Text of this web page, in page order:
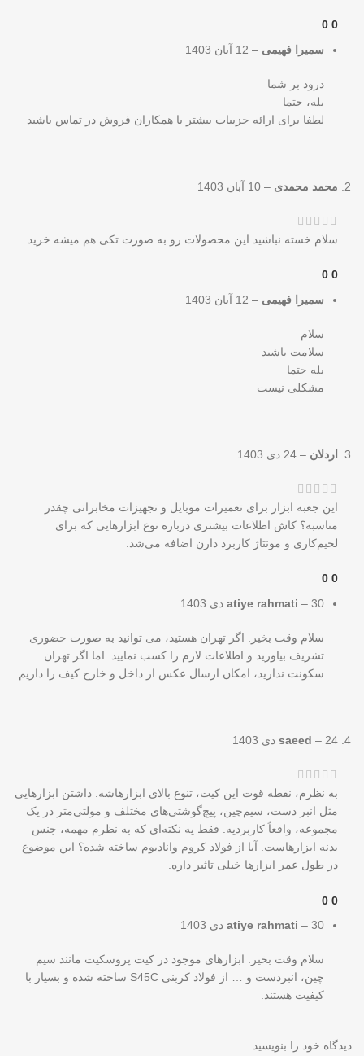
0
0
سمیرا فهیمی – 12 آبان 1403
درود بر شما
بله، حتما
لطفا برای ارائه جزییات بیشتر با همکاران فروش در تماس باشید
محمد محمدی – 10 آبان 1403
سلام خسته نباشید این محصولات رو به صورت تکی هم میشه خرید
0
0
سمیرا فهیمی – 12 آبان 1403
سلام
سلامت باشید
بله حتما
مشکلی نیست
اردلان – 24 دی 1403
این جعبه ابزار برای تعمیرات موبایل و تجهیزات مخابراتی چقدر
مناسبه؟ کاش اطلاعات بیشتری درباره نوع ابزارهایی که برای
لحیم‌کاری و مونتاژ کاربرد دارن اضافه می‌شد.
0
0
atiye rahmati – 30 دی 1403
سلام وقت بخیر. اگر تهران هستید، می توانید به صورت حضوری
تشریف بیاورید و اطلاعات لازم را کسب نمایید. اما اگر تهران
سکونت ندارید، امکان ارسال عکس از داخل و خارج کیف را داریم.
saeed – 24 دی 1403
به نظرم، نقطه قوت این کیت، تنوع بالای ابزارهاشه. داشتن ابزارهایی
مثل انبر دست، سیم‌چین، پیچ‌گوشتی‌های مختلف و مولتی‌متر در یک
مجموعه، واقعاً کاربردیه. فقط یه نکته‌ای که به نظرم مهمه، جنس
بدنه ابزارهاست. آیا از فولاد کروم وانادیوم ساخته شده؟ این موضوع
در طول عمر ابزارها خیلی تاثیر داره.
0
0
atiye rahmati – 30 دی 1403
سلام وقت بخیر. ابزارهای موجود در کیت پروسکیت مانند سیم
چین، انبردست و … از فولاد کربنی S45C ساخته شده و بسیار با
کیفیت هستند.
دیدگاه خود را بنویسید